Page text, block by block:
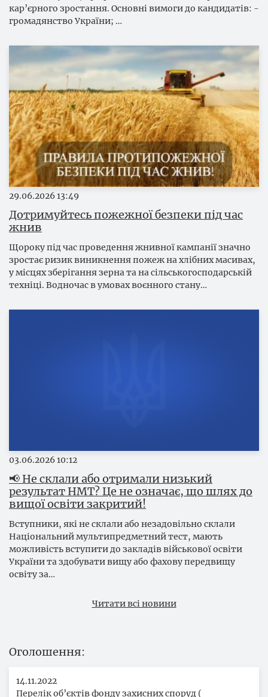
кар’єрного зростання. Основні вимоги до кандидатів: -
громадянство України; …
29.06.202613:49
Дотримуйтесь пожежної безпеки під час
жнив
Щороку під час проведення жнивної кампанії значно
зростає ризик виникнення пожеж на хлібних масивах,
у місцях зберігання зерна та на сільськогосподарській
техніці. Водночас в умовах воєнного стану…
03.06.202610:12
📢 Не склали або отримали низький
результат НМТ? Це не означає, що шлях до
вищої освіти закритий!
Вступники, які не склали або незадовільно склали
Національний мультипредметний тест, мають
можливість вступити до закладів військової освіти
України та здобувати вищу або фахову передвищу
освіту за…
Читати всі новини
Оголошення
14.11.2022
Перелік об’єктів фонду захисних споруд (